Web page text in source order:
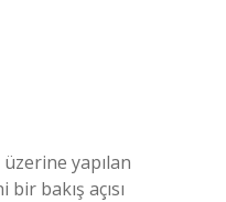
yapılan
bakış açısı